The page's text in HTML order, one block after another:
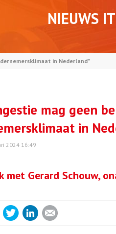
NIEUWS
in Nederland”
mag geen
in
2024 16:49
met Gerard Schouw,
TwitterLinkedInE-mail